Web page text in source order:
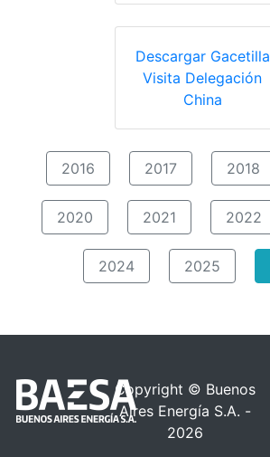
Descargar Gacetilla
Visita Delegación
China
2016 2017 2018
2020 2021 2022
2024 2025
Copyright © Buenos
Aires Energía S.A. -
2026